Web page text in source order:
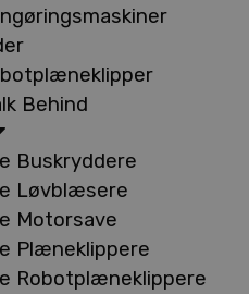
Behind
Buskryddere
Løvblæsere
Motorsave
Plæneklippere
Robotplæneklippere